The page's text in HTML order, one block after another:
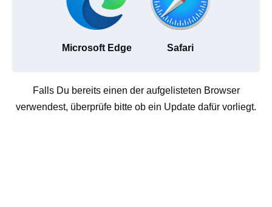
Microsoft Edge Safari
Falls Du bereits einen der aufgelisteten Browser
verwendest, überprüfe bitte ob ein Update dafür vorliegt.